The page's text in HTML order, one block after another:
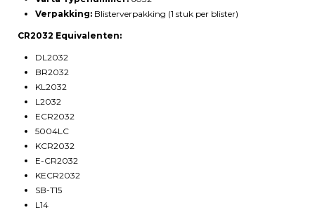
Verpakking: Blisterverpakking (1 stuk per blister)
CR2032 Equivalenten:
DL2032
BR2032
KL2032
L2032
ECR2032
5004LC
KCR2032
E-CR2032
KECR2032
SB-T15
L14